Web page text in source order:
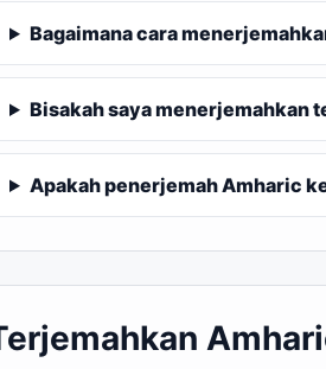
Bagaimana cara
Bisakah saya menerjemahkan
Apakah penerjemah Amharic